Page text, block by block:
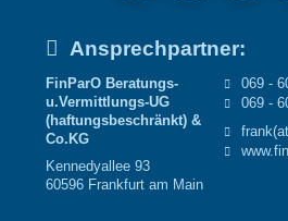
Ansprechpartner:
FinParO Beratungs-
u.Vermittlungs-UG
(haftungsbeschränkt) &
Co.KG
Kennedyallee 93
60596 Frankfurt am Main
069 -
069 -